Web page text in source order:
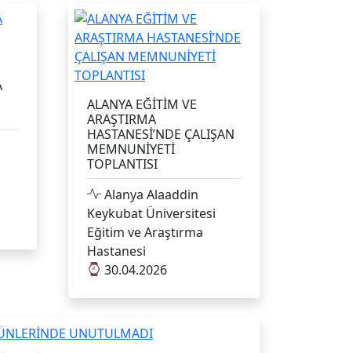
ALANYA EĞİTİM VE
ARAŞTIRMA
HASTANESİ’NDE ÇALIŞAN
MEMNUNİYETİ
TOPLANTISI
Alanya Alaaddin
Keykubat Üniversitesi
Eğitim ve Araştırma
Hastanesi
30.04.2026